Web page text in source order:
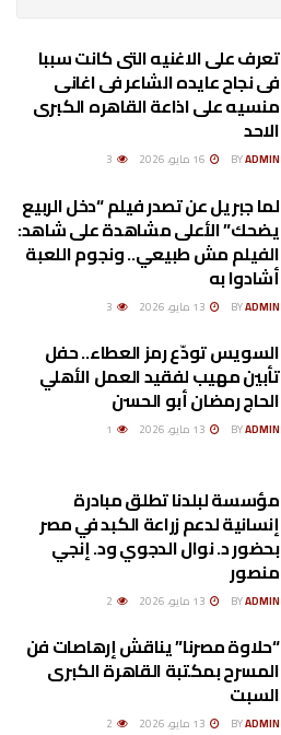
تعرف على الاغنيه التى كانت سببا
فى نجاح عايده الشاعر فى اغانى
منسيه على اذاعة القاهره الكبرى
الاحد
BYADMIN
لما جبريل عن تصدر فيلم “دخل الربيع
يضحك” الأعلى مشاهدة على شاهد:
الفيلم مش طبيعي.. ونجوم اللعبة
أشادوا به
BYADMIN
السويس تودّع رمز العطاء.. حفل
تأبين مهيب لفقيد العمل الأهلي
الحاج رمضان أبو الحسن
BYADMIN
مؤسسة لبلدنا تطلق مبادرة
إنسانية لدعم زراعة الكبد في مصر
بحضور د. نوال الدجوي ود. إنجي
منصور
BYADMIN
“حلاوة مصرنا” يناقش إرهاصات فن
المسرح بمكتبة القاهرة الكبرى
السبت
BYADMIN